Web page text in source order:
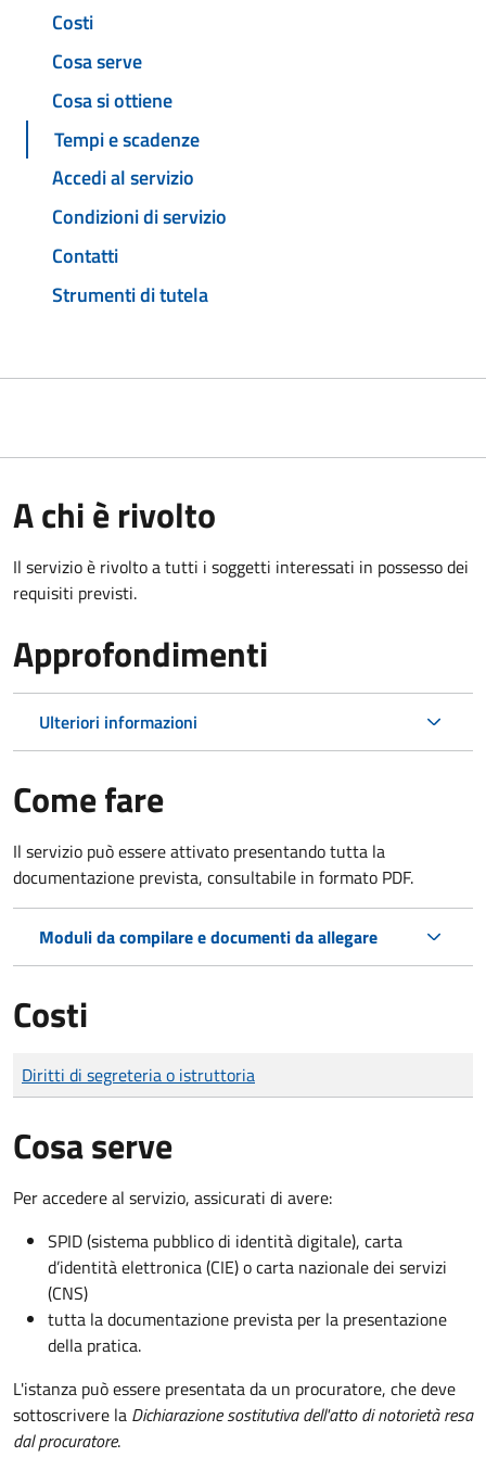
Costi
Cosa serve
Cosa si ottiene
Tempi e scadenze
Accedi al servizio
Condizioni di servizio
Contatti
Strumenti di tutela
A chi è rivolto
Il servizio è rivolto a tutti i soggetti interessati in possesso dei
requisiti previsti.
Approfondimenti
Ulteriori informazioni
Come fare
Il servizio può essere attivato presentando tutta la
documentazione prevista, consultabile in formato PDF.
Moduli da compilare e documenti da allegare
Costi
Tipo di pagamento
Importo
Diritti di segreteria o istruttoria
Cosa serve
Per accedere al servizio, assicurati di avere:
SPID (sistema pubblico di identità digitale), carta
d’identità elettronica (CIE) o carta nazionale dei servizi
(CNS)
tutta la documentazione prevista per la presentazione
della pratica.
L'istanza può essere presentata da un procuratore, che deve
sottoscrivere la Dichiarazione sostitutiva dell'atto di notorietà resa
dal procuratore.